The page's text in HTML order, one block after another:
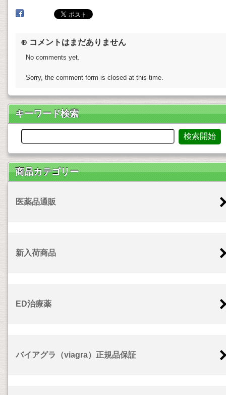
⊕ コメントはまだありません
No comments yet.
Sorry, the comment form is closed at this time.
キーワード検索
商品カテゴリー
医薬品通販
新入荷商品
ED治療薬
バイアグラ（viagra）正規品保証